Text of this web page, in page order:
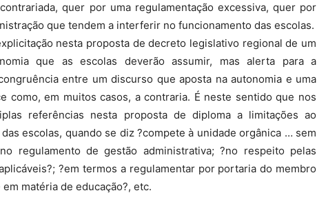
quer por uma regulamentação excessiva, quer por
que tendem a interferir no funcionamento das escolas.
nesta proposta de decreto legislativo regional de um
que as escolas deverão assumir, mas alerta para a
entre um discurso que aposta na autonomia e uma
como, em muitos casos, a contraria. É neste sentido que nos
referências nesta proposta de diploma a limitações ao
escolas, quando se diz ?compete à unidade orgânica … sem
regulamento de gestão administrativa; ?no respeito pelas
?em termos a regulamentar por portaria do membro
matéria de educação?, etc.